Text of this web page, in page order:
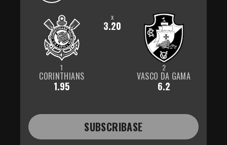
1
CORINTHIANS
1.95
x
3.20
2
VASCO DA GAMA
6.2
SUBSCRIBASE